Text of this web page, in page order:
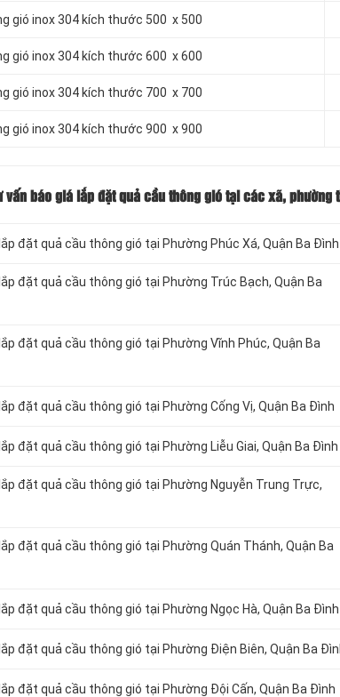
gió inox 304 kích thước 500 x 500
gió inox 304 kích thước 600 x 600
gió inox 304 kích thước 700 x 700
gió inox 304 kích thước 900 x 900
vấn báo giá lắp đặt quả cầu thông gió tại các xã, phường
đặt quả cầu thông gió tại Phường Phúc Xá, Quận Ba Đình
đặt quả cầu thông gió tại Phường Trúc Bạch, Quận Ba
đặt quả cầu thông gió tại Phường Vĩnh Phúc, Quận Ba
đặt quả cầu thông gió tại Phường Cống Vị, Quận Ba Đình
đặt quả cầu thông gió tại Phường Liễu Giai, Quận Ba Đình
đặt quả cầu thông gió tại Phường Nguyễn Trung Trực,
đặt quả cầu thông gió tại Phường Quán Thánh, Quận Ba
đặt quả cầu thông gió tại Phường Ngọc Hà, Quận Ba Đình
đặt quả cầu thông gió tại Phường Điện Biên, Quận Ba
đặt quả cầu thông gió tại Phường Đội Cấn, Quận Ba Đình